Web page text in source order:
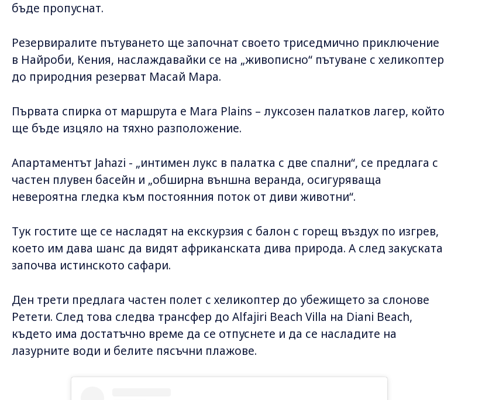
бъде пропуснат.
Резервиралите пътуването ще започнат своето триседмично приключение
в Найроби, Кения, наслаждавайки се на „живописно“ пътуване с хеликоптер
до природния резерват Масай Мара.
Първата спирка от маршрута е Mara Plains – луксозен палатков лагер, който
ще бъде изцяло на тяхно разположение.
Апартаментът Jahazi - „интимен лукс в палатка с две спални“, се предлага с
частен плувен басейн и „обширна външна веранда, осигуряваща
невероятна гледка към постоянния поток от диви животни“.
Тук гостите ще се насладят на екскурзия с балон с горещ въздух по изгрев,
което им дава шанс да видят африканската дива природа. А след закуската
започва истинското сафари.
Ден трети предлага частен полет с хеликоптер до убежището за слонове
Ретети. След това следва трансфер до Alfajiri Beach Villa на Diani Beach,
където има достатъчно време да се отпуснете и да се насладите на
лазурните води и белите пясъчни плажове.